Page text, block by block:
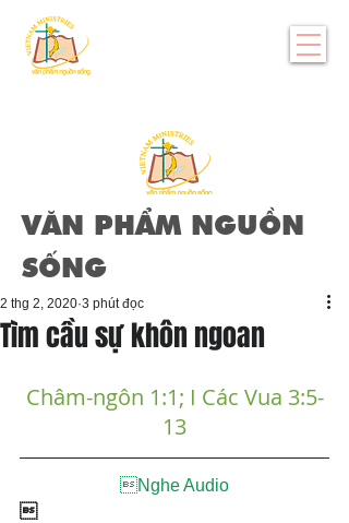
VĂN PHẨM NGUỒN
SỐNG
Tìm cầu sự khôn ngoan
2 thg 2, 2020 3 phút đọc
Châm-ngôn 1:1; I Các Vua 3:5-
13
Nghe Audio
